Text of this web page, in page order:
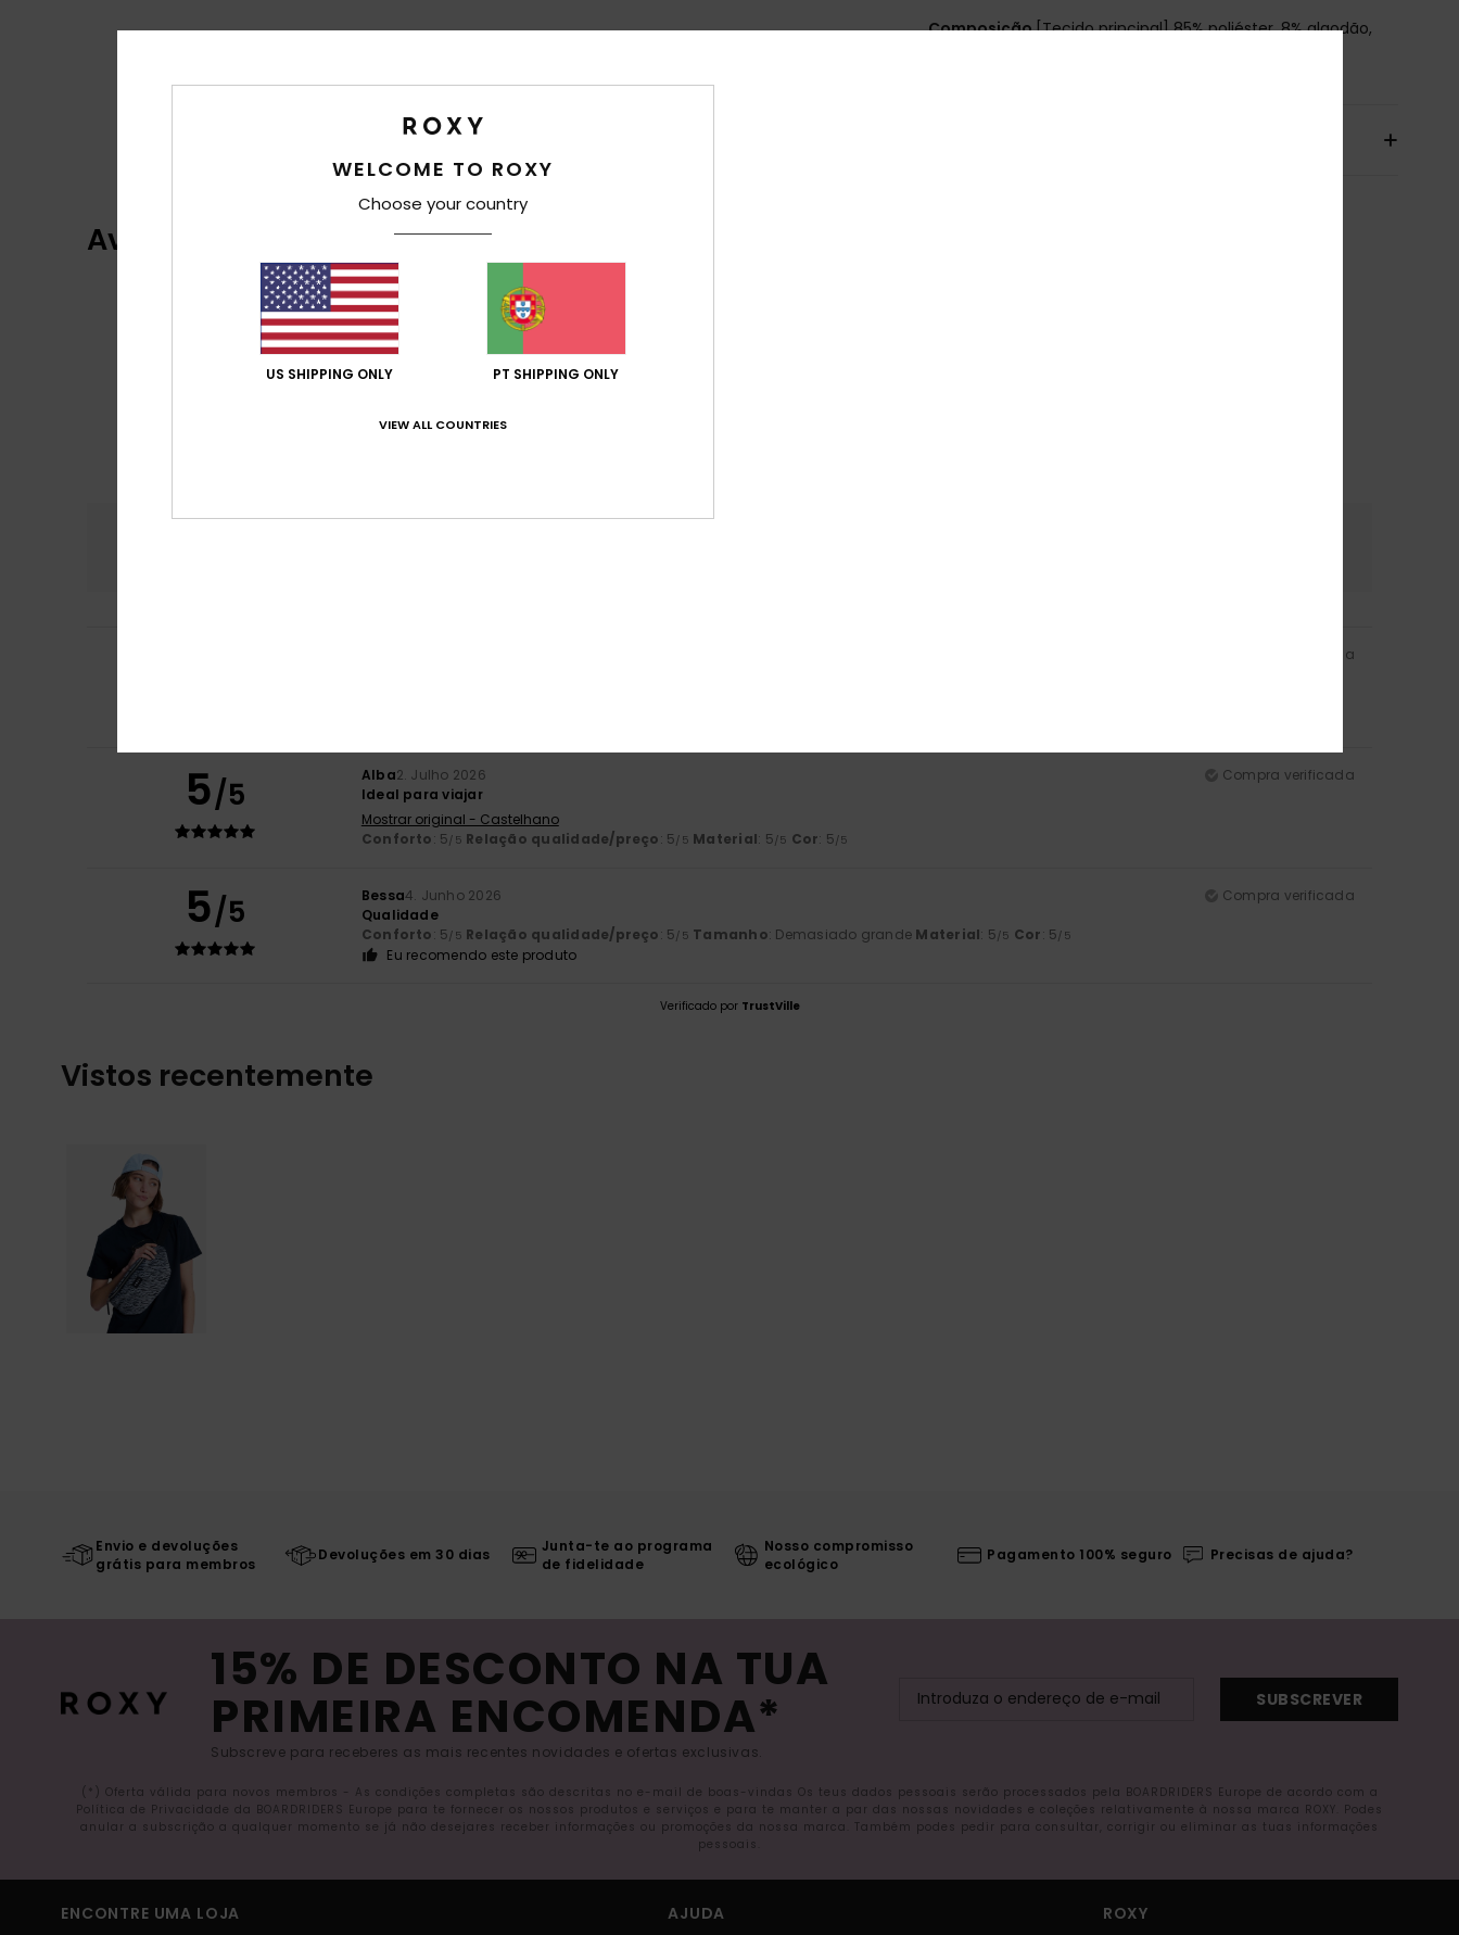
Composição[Tecido principal] 85% poliéster, 8% algodão,
Avaliações dos clientes
Compra verificada
5/5 Alba2. Julho 2026
Compra verificada
Ideal para viajar
Mostrar original - Castelhano
Conforto: 5/5 Relação qualidade/preço: 5/5 Material: 5/5 Cor: 5/5
5/5 Bessa4. Junho 2026
Compra verificada
Qualidade
Conforto: 5/5 Relação qualidade/preço: 5/5 Tamanho: Demasiado grande Material: 5/5 Cor: 5/5
Eu recomendo este produto
Verificado por TrustVille
Vistos recentemente
Envio e devoluções
grátis para membros
Devoluções em 30 dias
Junta-te ao programa
de fidelidade
Nosso compromisso
ecológico
Pagamento 100% seguro Precisas de ajuda?
15% DE DESCONTO NA TUA
PRIMEIRA ENCOMENDA*
Subscreve para receberes as mais recentes novidades e ofertas exclusivas.
SUBSCREVER
(*) Oferta válida para novos membros - As condições completas são descritas no e-mail de boas-vindas Os teus dados pessoais serão processados pela BOARDRIDERS Europe de acordo com a
Política de Privacidade da BOARDRIDERS Europe para te fornecer os nossos produtos e serviços e para te manter a par das nossas novidades e coleções relativamente à nossa marca ROXY. Podes
anular a subscrição a qualquer momento se já não desejares receber informações ou promoções da nossa marca. Também podes pedir para consultar, corrigir ou eliminar as tuas informações
pessoais.
ENCONTRE UMA LOJA AJUDA ROXY
WELCOME TO ROXY
Choose your country
US SHIPPING ONLY PT SHIPPING ONLY
VIEW ALL COUNTRIES